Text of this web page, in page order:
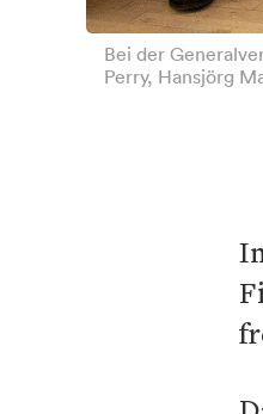
Bei der
Perry, Hansjörg